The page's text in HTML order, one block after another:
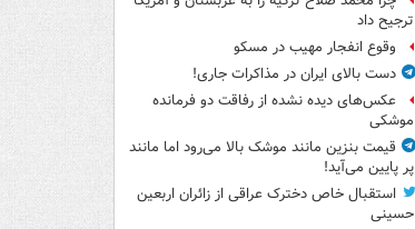
ترجیح داد
وقوع انفجار مهیب در مسکو
دست بالای ایران در مذاکرات جاری!
عکس‌های دیده نشده از رفاقت دو فرمانده‌
موشکی
قیمت بنزین مانند موشک بالا می‌رود اما مانند
پر پایین می‌آید!
استقبال خاص دخترک عراقی از زائران اربعین
حسینی